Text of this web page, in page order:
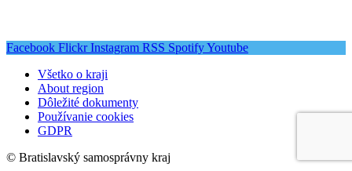
Facebook Flickr Instagram RSS SpotifyYoutube
Všetko o kraji
About region
Dôležité dokumenty
Používanie cookies
GDPR
© Bratislavský samosprávny kraj